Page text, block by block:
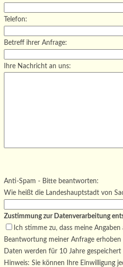
Telefon:
Betreff ihrer Anfrage:
Ihre Nachricht an uns:
Bitte lasse dieses Feld leer.
Anti-Spam - Bitte beantworten:
Wie heißt die Landeshauptstadt von
Zustimmung zur Datenverarbeitung
Ich stimme zu, dass meine
Beantwortung meiner Anfrage
Daten werden für 10 Jahre
Hinweis: Sie können Ihre Einwilligung